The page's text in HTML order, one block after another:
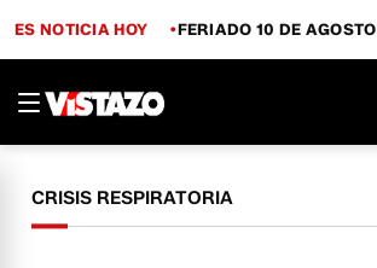
ES NOTICIA HOY FERIADO 10 DE AGOSTO
CRISIS RESPIRATORIA